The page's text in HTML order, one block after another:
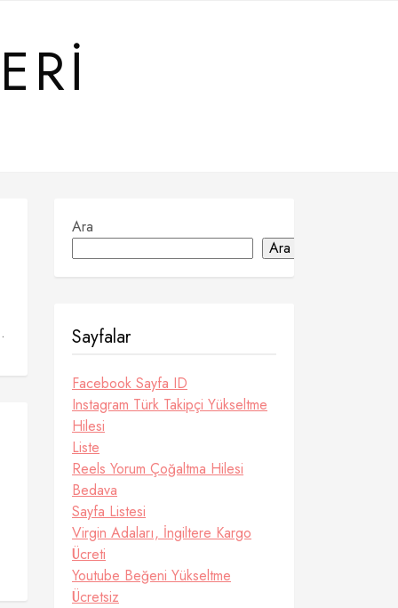
Ara
Ara
Sayfalar
Facebook Sayfa ID
Instagram Türk Takipçi Yükseltme
Hilesi
Liste
Reels Yorum Çoğaltma Hilesi
Bedava
Sayfa Listesi
Virgin Adaları, İngiltere Kargo
Ücreti
Youtube Beğeni Yükseltme
Ücretsiz